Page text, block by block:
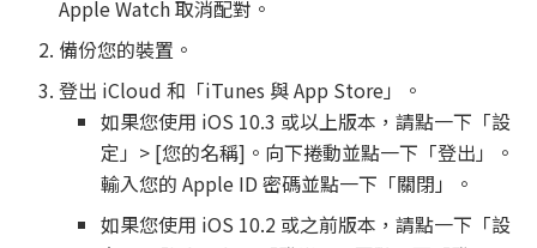
Apple Watch 取消配對。
備份您的裝置。
登出 iCloud 和「iTunes 與 App Store」。
如果您使用 iOS 10.3 或以上版本，請點一下「設
定」> [您的名稱]。向下捲動並點一下「登出」。
輸入您的 Apple ID 密碼並點一下「關閉」。
如果您使用 iOS 10.2 或之前版本，請點一下「設